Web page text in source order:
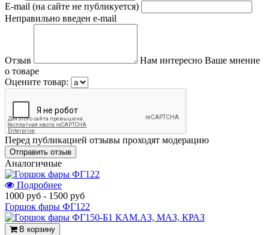
E-mail (на сайте не публикуется)
Неправильно введен e-mail
Отзыв
Нам интересно Ваше мнение
о товаре
Оцените товар:
Перед публикацией отзывы проходят модерацию
Аналогичные
Подробнее
1000 руб - 1500 руб
Горшок фары ФГ122
В корзину